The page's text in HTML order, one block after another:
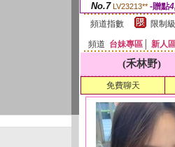
No.7 LV23213** -贈點
頻道指數
限制
頻道 台妹專區 新人
(禾林野)
免費聊天